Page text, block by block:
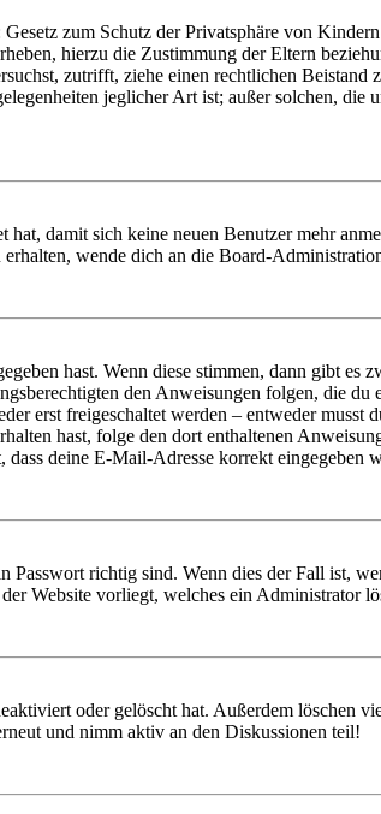
zum Schutz der Privatsphäre von
hierzu die Zustimmung der Eltern
zutrifft, ziehe einen rechtlichen
jeglicher Art ist; außer solchen,
damit sich keine neuen Benutzer mehr
wende dich an die Board-
hast. Wenn diese stimmen, dann gibt es
den Anweisungen folgen, die
erst freigeschaltet werden – entweder musst
hast, folge den dort enthaltenen
deine E-Mail-Adresse korrekt eingegeben
richtig sind. Wenn dies der Fall ist,
Website vorliegt, welches ein Administrator
oder gelöscht hat. Außerdem löschen
und nimm aktiv an den Diskussionen teil!